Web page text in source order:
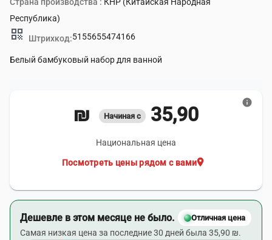
Республика)
qr_code Штрихкод:5155655474166
Белый бамбуковый набор для ванной
Начиная с 35,90 ₪
Национальная цена
location_on
Посмотреть цены рядом с вами
info
Дешевле в этом месяце не было. Отличная цена
Самая низкая цена за последние 30 дней была 35,90 ₪.